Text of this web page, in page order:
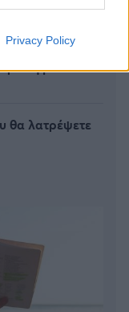
Privacy Policy
αξίζει να
τη βαλίτσα
θα λατρέψετε